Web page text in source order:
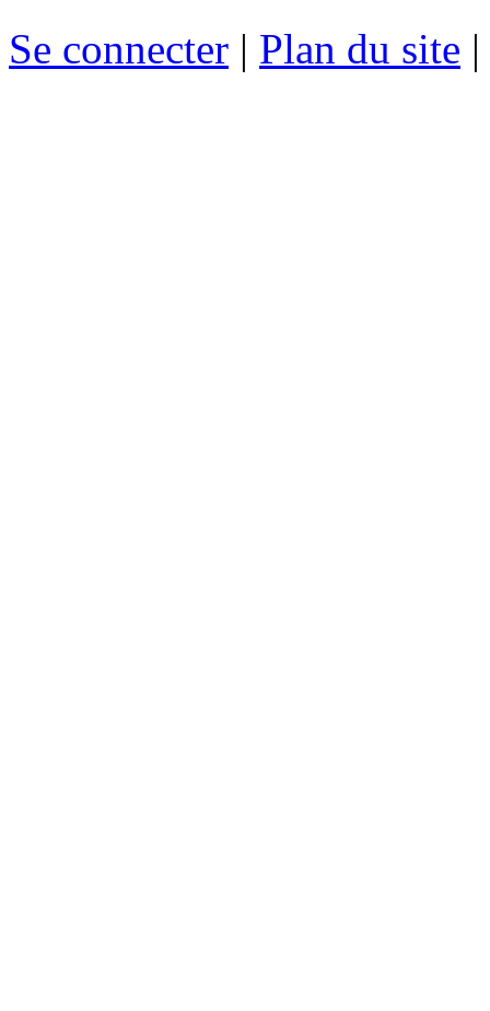
Se connecter | Plan du site |